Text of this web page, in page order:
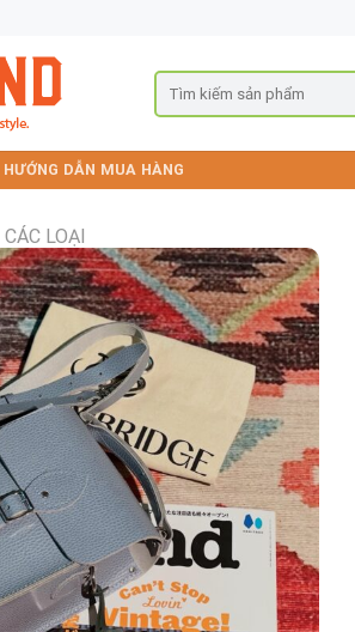
HƯỚNG DẪN MUA HÀNG
LOẠI